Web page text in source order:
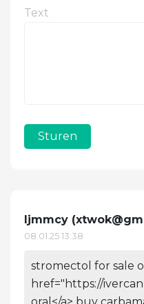
Text
Sturen
Ijmmcy (
08.01.25 13:38
stromectol for sale
href="https://
oral</a> buy